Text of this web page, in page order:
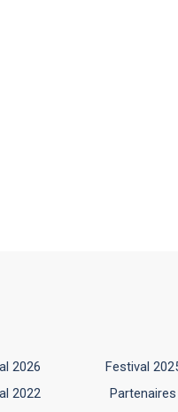
Sauter le
2026 Festival
2022 Partenaires